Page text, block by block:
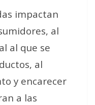
impactan
al
al que se
al
y encarecer
a las